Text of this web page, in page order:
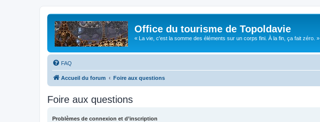
Office du tourisme de Topoldavie
« La vie, c'est la somme des éléments sur un corps fini. À la fin, ça fait zéro. »
FAQ
Accueil du forum Foire aux questions
Foire aux questions
Problèmes de connexion et d’inscription